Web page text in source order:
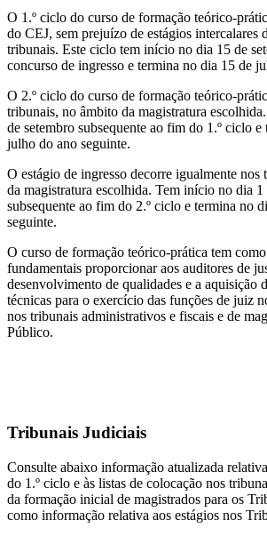
O 1.º ciclo do curso de formação teórico-
do CEJ, sem prejuízo de estágios intercalares
tribunais. Este ciclo tem início no dia 15 de
concurso de ingresso e termina no dia 15 de
O 2.º ciclo do curso de formação teórico-
tribunais, no âmbito da magistratura
de setembro subsequente ao fim do 1.º ciclo
julho do ano seguinte.
O estágio de ingresso decorre igualmente
da magistratura escolhida. Tem início no dia 1
subsequente ao fim do 2.º ciclo e termina no
seguinte.
O curso de formação teórico-prática tem
fundamentais proporcionar aos auditores de
desenvolvimento de qualidades e a aquisição
técnicas para o exercício das funções de juiz
nos tribunais administrativos e fiscais e de
Público.
Tribunais Judiciais
Consulte abaixo informação atualizada
do 1.º ciclo e às listas de colocação nos
da formação inicial de magistrados para os
como informação relativa aos estágios nos